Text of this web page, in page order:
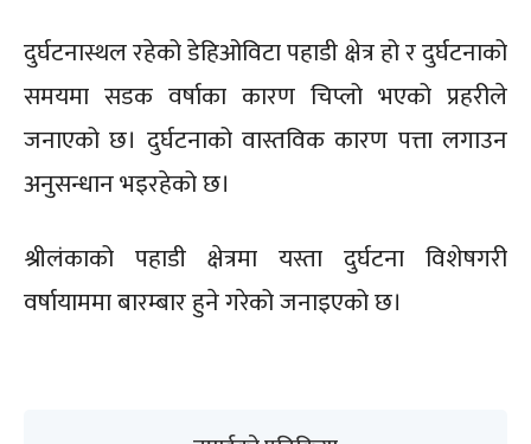
दुर्घटनास्थल रहेको डेहिओविटा पहाडी क्षेत्र हो र दुर्घटनाको
समयमा सडक वर्षाका कारण चिप्लो भएको प्रहरीले
जनाएको छ। दुर्घटनाको वास्तविक कारण पत्ता लगाउन
अनुसन्धान भइरहेको छ।
श्रीलंकाको पहाडी क्षेत्रमा यस्ता दुर्घटना विशेषगरी
वर्षायाममा बारम्बार हुने गरेको जनाइएको छ।